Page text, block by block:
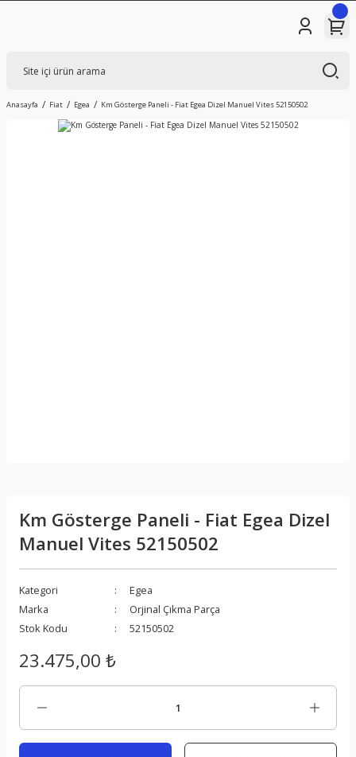
Anasayfa Fiat Egea Km Gösterge Paneli - Fiat Egea Dizel Manuel Vites 52150502
Km Gösterge Paneli - Fiat Egea Dizel
Manuel Vites 52150502
Kategori
Egea
Marka
Orjinal Çıkma Parça
Stok Kodu
52150502
23.475,00 ₺